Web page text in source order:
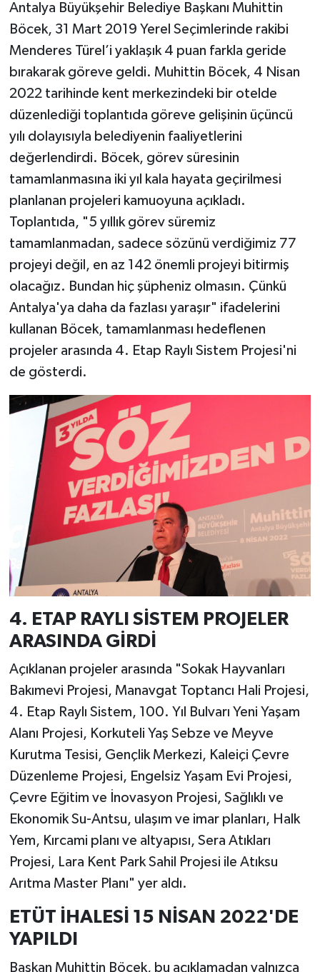
Antalya Büyükşehir Belediye Başkanı Muhittin
Böcek, 31 Mart 2019 Yerel Seçimlerinde rakibi
Menderes Türel’i yaklaşık 4 puan farkla geride
bırakarak göreve geldi. Muhittin Böcek, 4 Nisan
2022 tarihinde kent merkezindeki bir otelde
düzenlediği toplantıda göreve gelişinin üçüncü
yılı dolayısıyla belediyenin faaliyetlerini
değerlendirdi. Böcek, görev süresinin
tamamlanmasına iki yıl kala hayata geçirilmesi
planlanan projeleri kamuoyuna açıkladı.
Toplantıda, "5 yıllık görev süremiz
tamamlanmadan, sadece sözünü verdiğimiz 77
projeyi değil, en az 142 önemli projeyi bitirmiş
olacağız. Bundan hiç şüpheniz olmasın. Çünkü
Antalya'ya daha da fazlası yaraşır" ifadelerini
kullanan Böcek, tamamlanması hedeflenen
projeler arasında 4. Etap Raylı Sistem Projesi'ni
de gösterdi.
4. ETAP RAYLI SİSTEM PROJELER
ARASINDA GİRDİ
Açıklanan projeler arasında "Sokak Hayvanları
Bakımevi Projesi, Manavgat Toptancı Hali Projesi,
4. Etap Raylı Sistem, 100. Yıl Bulvarı Yeni Yaşam
Alanı Projesi, Korkuteli Yaş Sebze ve Meyve
Kurutma Tesisi, Gençlik Merkezi, Kaleiçi Çevre
Düzenleme Projesi, Engelsiz Yaşam Evi Projesi,
Çevre Eğitim ve İnovasyon Projesi, Sağlıklı ve
Ekonomik Su-Antsu, ulaşım ve imar planları, Halk
Yem, Kırcami planı ve altyapısı, Sera Atıkları
Projesi, Lara Kent Park Sahil Projesi ile Atıksu
Arıtma Master Planı" yer aldı.
ETÜT İHALESİ 15 NİSAN 2022'DE
YAPILDI
Başkan Muhittin Böcek, bu açıklamadan yalnızca